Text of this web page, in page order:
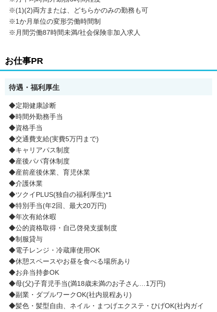
※(1)(2)両方または、どちらかのみの勤務も可
※1か月単位の変形労働時間制
※月間労働87時間未満/社会保険非加入求人
お仕事PR
待遇・福利厚生
◆定期健康診断
◆時間外勤務手当
◆資格手当
◆交通費支給(実費5万円まで)
◆キャリアパス制度
◆産後パパ育休制度
◆産前産後休業、育児休業
◆介護休業
◆ツクイPLUS(独自の福利厚生)*1
◆特別手当(年2回、最大20万円)
◆年次有給休暇
◆公的資格取得・自己啓発支援制度
◆制服貸与
◆電子レンジ・冷蔵庫使用OK
◆休憩スペースやお昼を食べる場所あり
◆お弁当持参OK
◆母(父)子育児手当(満18歳未満のお子さん…1万円)
◆副業・ダブルワークOK(社内規程あり)
◆髪色・髪型自由、ネイル・まつげエクステ・ひげOK(社内ガイ